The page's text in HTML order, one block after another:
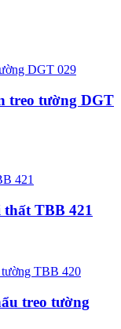
treo tường DGT
TBB 421
treo tường